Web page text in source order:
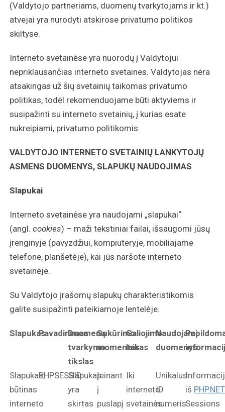
(Valdytojo partneriams, duomenų tvarkytojams ir kt.)
atvejai yra nurodyti atskirose privatumo politikos
skiltyse.
Interneto svetainėse yra nuorodų į Valdytojui
nepriklausančias interneto svetaines. Valdytojas nėra
atsakingas už šių svetainių taikomas privatumo
politikas, todėl rekomenduojame būti aktyviems ir
susipažinti su interneto svetainių, į kurias esate
nukreipiami, privatumo politikomis.
VALDYTOJO INTERNETO SVETAINIŲ LANKYTOJŲ
ASMENS DUOMENYS, SLAPUKŲ NAUDOJIMAS
Slapukai
Interneto svetainėse yra naudojami „slapukai“
(angl.cookies) – maži tekstiniai failai, išsaugomi jūsų
įrenginyje (pavyzdžiui, kompiuteryje, mobiliajame
telefone, planšetėje), kai jūs naršote interneto
svetainėje.
Su Valdytojo įrašomų slapukų charakteristikomis
galite susipažinti pateikiamoje lentelėje.
SlapukasPavadinimas
Duomenų
tvarkymo
tikslas
Sukūrimo
momentas
Galiojimo
laikas
Naudojami
duomenys
Slapukas,
būtinas
interneto
PHPSESSIDSlapukas
yra
skirtas
Įeinant
į
puslapį
Iki
interneto
svetainės
Unikalus
ID
numeris
iš PHP.NET
Sessions